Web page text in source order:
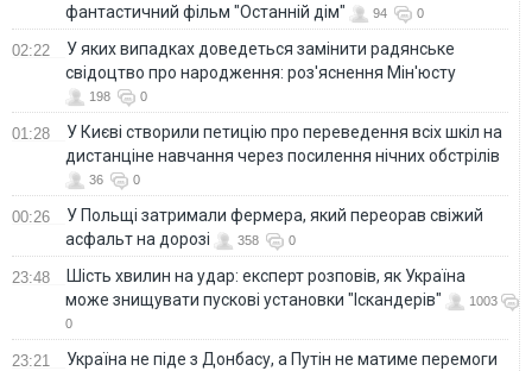
фантастичний фільм "Останній дім"
94 0
02:22
У яких випадках доведеться замінити радянське
свідоцтво про народження: роз'яснення Мін'юсту
198 0
01:28
У Києві створили петицію про переведення всіх шкіл на
дистанціне навчання через посилення нічних обстрілів
36 0
00:26
У Польщі затримали фермера, який переорав свіжий
асфальт на дорозі
358 0
23:48
Шість хвилин на удар: експерт розповів, як Україна
може знищувати пускові установки "Іскандерів"
1003
0
23:21
Україна не піде з Донбасу, а Путін не матиме перемоги